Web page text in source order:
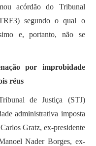
acórdão do Tribunal
segundo o qual o
e, portanto, não se
por improbidade
réus
de Justiça (STJ)
administrativa imposta
Gratz, ex-presidente
Nader Borges, ex-